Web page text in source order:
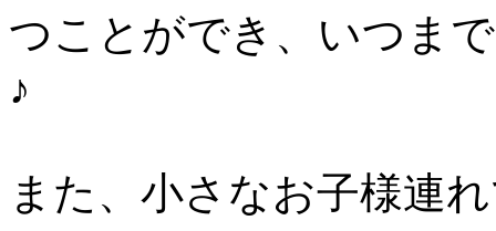
つことができ、いつま
♪
また、小さなお子様連